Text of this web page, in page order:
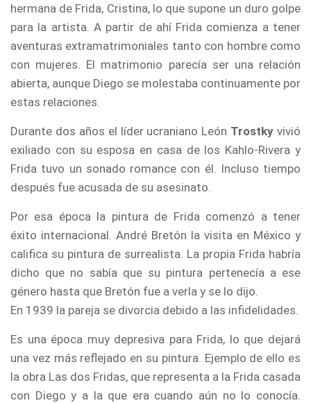
hermana de Frida, Cristina, lo que supone un duro golpe
para la artista. A partir de ahí Frida comienza a tener
aventuras extramatrimoniales tanto con hombre como
con mujeres. El matrimonio parecía ser una relación
abierta, aunque Diego se molestaba continuamente por
estas relaciones.
Durante dos años el líder ucraniano León Trostky vivió
exiliado con su esposa en casa de los Kahlo-Rivera y
Frida tuvo un sonado romance con él. Incluso tiempo
después fue acusada de su asesinato.
Por esa época la pintura de Frida comenzó a tener
éxito internacional. André Bretón la visita en México y
califica su pintura de surrealista. La propia Frida habría
dicho que no sabía que su pintura pertenecía a ese
género hasta que Bretón fue a verla y se lo dijo.
En 1939 la pareja se divorcia debido a las infidelidades.
Es una época muy depresiva para Frida, lo que dejará
una vez más reflejado en su pintura. Ejemplo de ello es
la obra Las dos Fridas, que representa a la Frida casada
con Diego y a la que era cuando aún no lo conocía.